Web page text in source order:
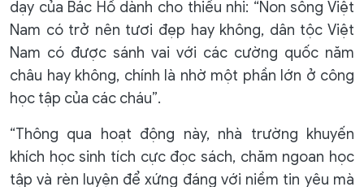
dạy của Bác Hồ dành cho thiếu nhi: “Non sông Việt
Nam có trở nên tươi đẹp hay không, dân tộc Việt
Nam có được sánh vai với các cường quốc năm
châu hay không, chính là nhờ một phần lớn ở công
học tập của các cháu”.
“Thông qua hoạt động này, nhà trường khuyến
khích học sinh tích cực đọc sách, chăm ngoan học
tập và rèn luyện để xứng đáng với niềm tin yêu mà